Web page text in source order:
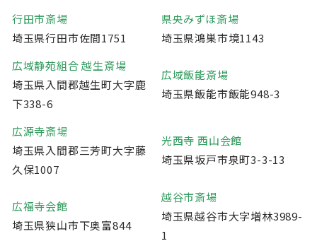
行田市斎場
埼玉県行田市佐間1751
県央みずほ斎場
埼玉県鴻巣市境1143
広域静苑組合 越生斎場
埼玉県入間郡越生町大字鹿
下338-6
広域飯能斎場
埼玉県飯能市飯能948-3
広源寺斎場
埼玉県入間郡三芳町大字藤
久保1007
光西寺 西山会館
埼玉県坂戸市泉町3-3-13
広福寺会館
埼玉県狭山市下奥富844
越谷市斎場
埼玉県越谷市大字増林3989-
1